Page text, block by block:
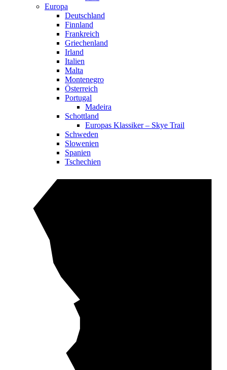
Europa
Deutschland
Finnland
Frankreich
Griechenland
Irland
Italien
Malta
Montenegro
Österreich
Portugal
Madeira
Schottland
Europas Klassiker – Skye Trail
Schweden
Slowenien
Spanien
Tschechien